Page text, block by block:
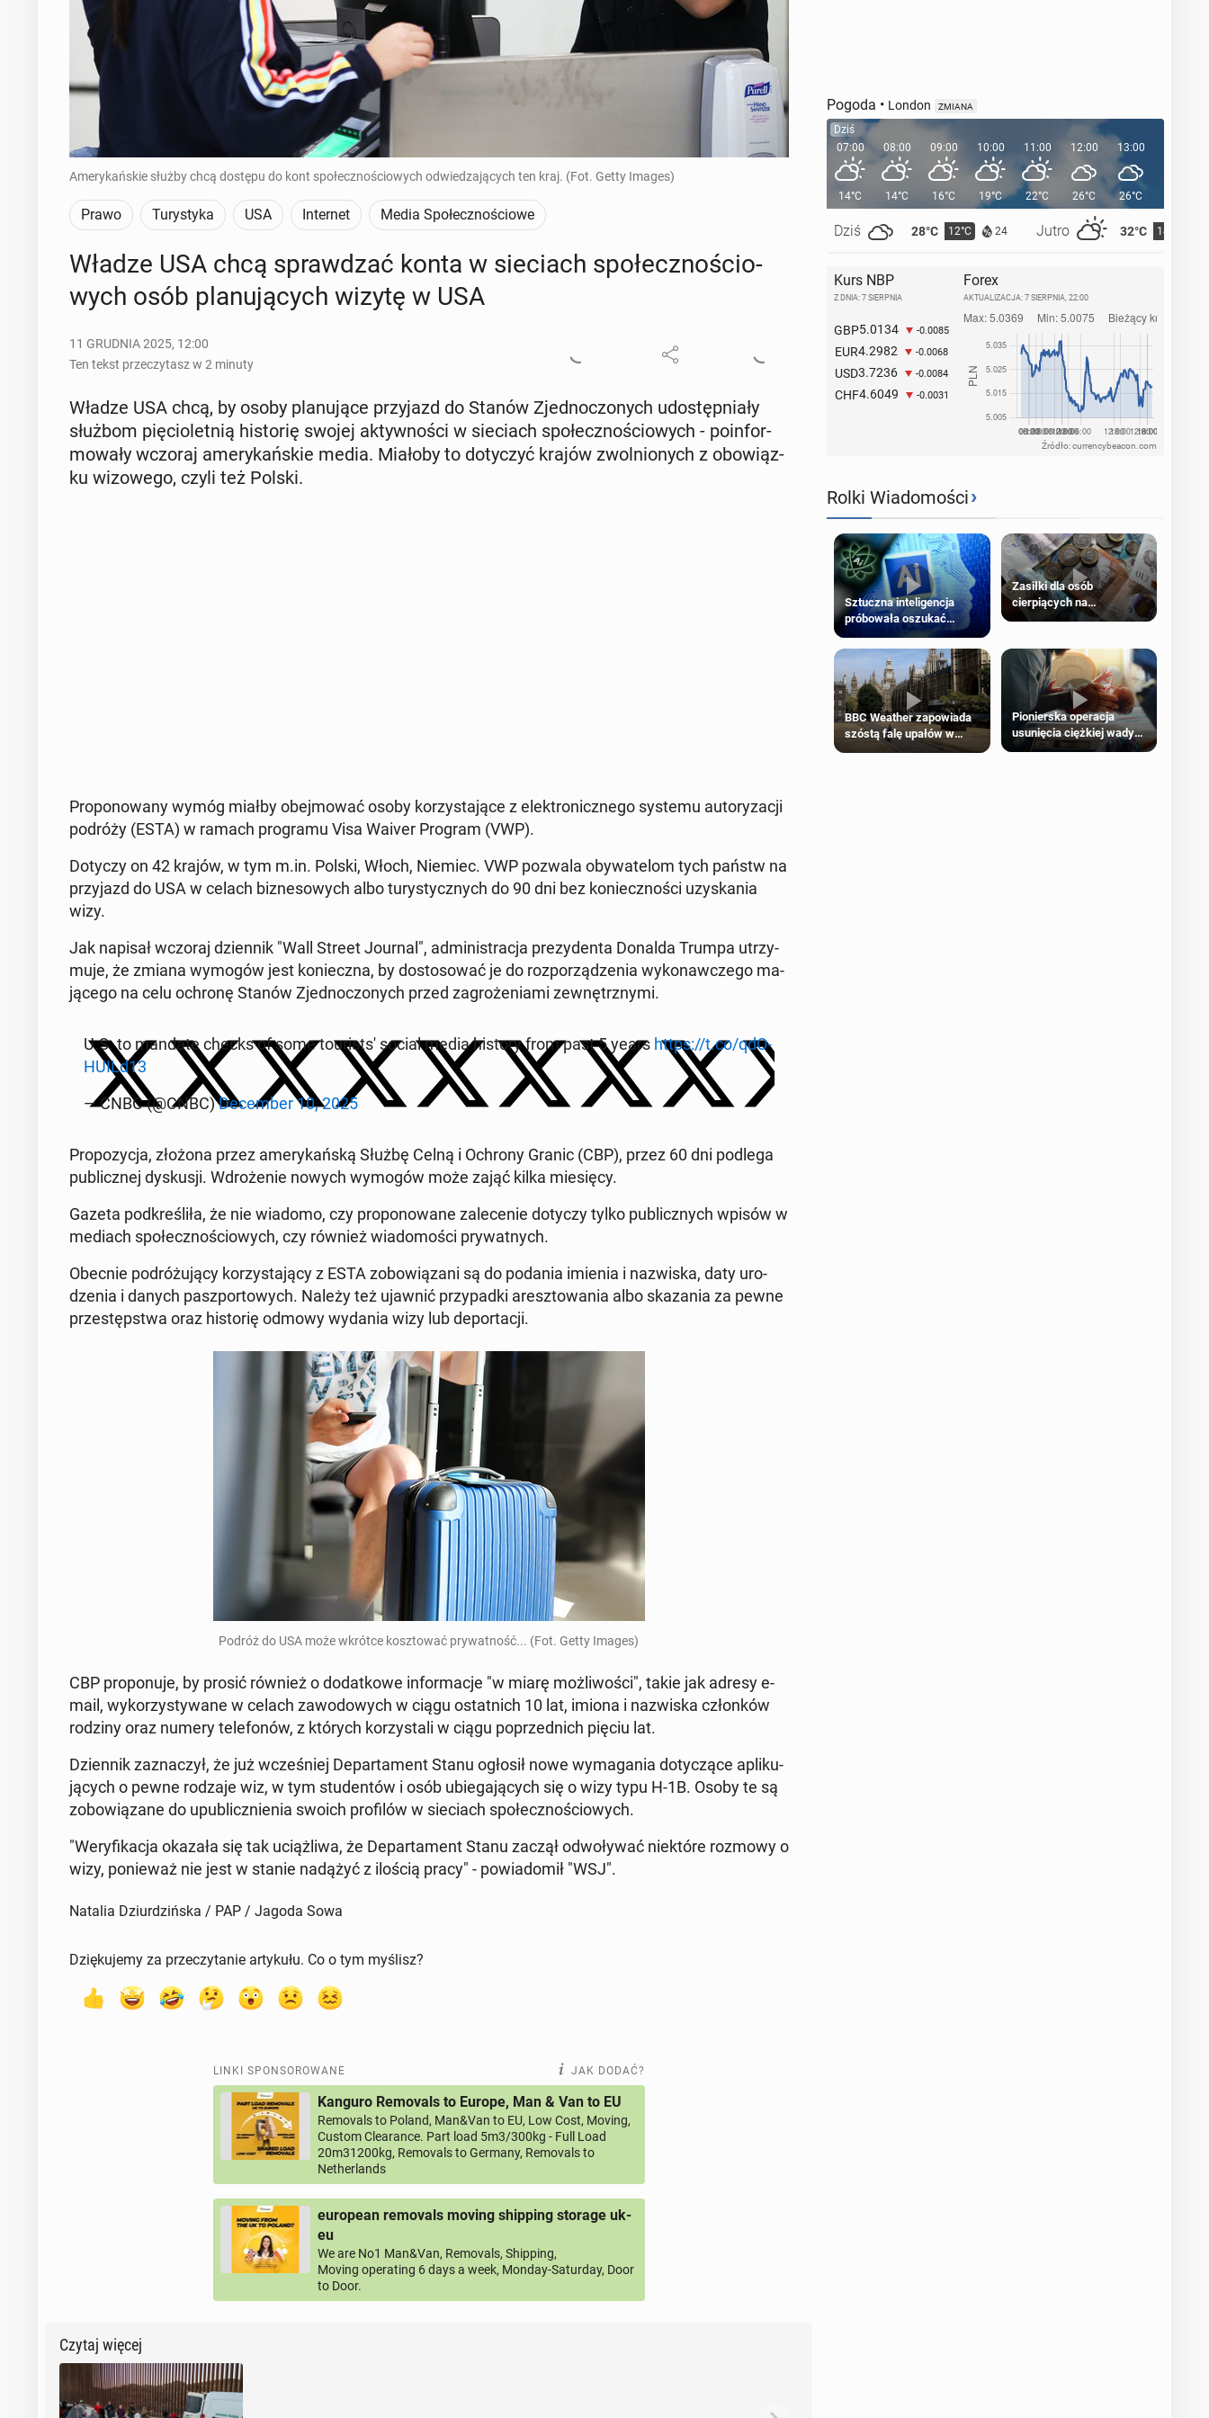
Amerykańskie służby chcą dostępu do kont społecznościowych odwiedzających ten kraj. (Fot. Getty Images)
Prawo Turystyka USA Internet Media Społecznościowe
Władze USA chcą spraw­dzać konta w sie­ciach spo­łecz­no­ścio­
wych osób pla­nu­ją­cych wizytę w USA
11 GRUDNIA 2025, 12:00
Ten tekst przeczytasz w 2 minuty
Władze USA chcą, by osoby pla­nu­ją­ce przy­jazd do Stanów Zjed­no­czo­nych udo­stęp­nia­ły
służbom pię­cio­let­nią hi­sto­rię swojej ak­tyw­no­ści w sie­ciach spo­łecz­no­ścio­wych - po­in­for­
mo­wa­ły wczoraj ame­ry­kań­skie media. Miałoby to do­ty­czyć krajów zwol­nio­nych z obo­wiąz­
ku wi­zo­we­go, czyli też Polski.
Pro­po­no­wa­ny wymóg miałby obej­mo­wać osoby ko­rzy­sta­ją­ce z elek­tro­nicz­ne­go systemu au­to­ry­za­cji
podróży (ESTA) w ramach pro­gra­mu Visa Waiver Program (VWP).
Dotyczy on 42 krajów, w tym m.in. Polski, Włoch, Niemiec. VWP pozwala oby­wa­te­lom tych państw na
przy­jazd do USA w celach biz­ne­so­wych albo tu­ry­stycz­nych do 90 dni bez ko­niecz­no­ści uzy­ska­nia
wizy.
Jak napisał wczoraj dzien­nik "Wall Street Journal", ad­mi­ni­stra­cja pre­zy­den­ta Donalda Trumpa utrzy­
mu­je, że zmiana wymogów jest ko­niecz­na, by do­sto­so­wać je do roz­po­rzą­dze­nia wy­ko­naw­cze­go ma­
ją­ce­go na celu ochronę Stanów Zjed­no­czo­nych przed za­gro­że­nia­mi ze­wnętrz­ny­mi.
U.S. to mandate checks of some to­uri­st­s' social media history from past 5 years https://t.co/qdO­
HU­ILd13
— CNBC (@CNBC)De­cem­ber 10, 2025
Pro­po­zy­cja, złożona przez ame­ry­kań­ską Służbę Celną i Ochrony Granic (CBP), przez 60 dni podlega
pu­blicz­nej dys­ku­sji. Wdro­że­nie nowych wymogów może zająć kilka mie­się­cy.
Gazeta pod­kre­śli­ła, że nie wiadomo, czy pro­po­no­wa­ne za­le­ce­nie dotyczy tylko pu­blicz­nych wpisów w
mediach spo­łecz­no­ścio­wych, czy również wia­do­mo­ści pry­wat­nych.
Obecnie po­dró­żu­ją­cy ko­rzy­sta­ją­cy z ESTA zo­bo­wią­za­ni są do podania imienia i na­zwi­ska, daty uro­
dze­nia i danych pasz­por­to­wych. Należy też ujawnić przy­pad­ki aresz­to­wa­nia albo ska­za­nia za pewne
prze­stęp­stwa oraz hi­sto­rię odmowy wydania wizy lub de­por­ta­cji.
Podróż do USA może wkrótce kosz­to­wać pry­wat­ność... (Fot. Getty Images)
CBP pro­po­nu­je, by prosić również o do­dat­ko­we in­for­ma­cje "w miarę moż­li­wo­ści", takie jak adresy e-
mail, wy­ko­rzy­sty­wa­ne w celach za­wo­do­wych w ciągu ostat­nich 10 lat, imiona i na­zwi­ska człon­ków
rodziny oraz numery te­le­fo­nów, z których ko­rzy­sta­li w ciągu po­przed­nich pięciu lat.
Dzien­nik za­zna­czył, że już wcze­śniej De­par­ta­ment Stanu ogłosił nowe wy­ma­ga­nia do­ty­czą­ce apli­ku­
ją­cych o pewne rodzaje wiz, w tym stu­den­tów i osób ubie­ga­ją­cych się o wizy typu H-1B. Osoby te są
zo­bo­wią­za­ne do upu­blicz­nie­nia swoich pro­fi­lów w sie­ciach spo­łecz­no­ścio­wych.
"We­ry­fi­ka­cja okazała się tak uciąż­li­wa, że De­par­ta­ment Stanu zaczął od­wo­ły­wać nie­któ­re rozmowy o
wizy, po­nie­waż nie jest w stanie nadążyć z ilością pracy" - po­wia­do­mił "WSJ".
Natalia Dziurdzińska / PAP / Jagoda Sowa
Dziękujemy za przeczytanie artykułu. Co o tym myślisz?
LINKI SPONSOROWANE JAK DODAĆ?
Kanguro Removals to Europe, Man & Van to EU
Removals to Poland, Man&Van to EU, Low Cost, Moving,
Custom Clearance. Part load 5m3/300kg - Full Load
20m31200kg, Removals to Germany, Removals to
Netherlands
european removals moving shipping storage uk-
eu
We are No1 Man&Van, Removals, Shipping,
Moving operating 6 days a week, Monday-Saturday, Door
to Door.
Czytaj więcej
Pogoda • London ZMIANA
Dziś
07:00
14°C
Dziś 28°C 12°C 24 Jutro 32°C 14°C
08:00
14°C
09:00
16°C
10:00
19°C
11:00
22°C
12:00
26°C
13:00
26°C
Kurs NBP
Z DNIA: 7 SIERPNIA
GBP5.0134 -0.0085
EUR4.2982 -0.0068
USD3.7236 -0.0084
CHF4.6049 -0.0031
Forex
AKTUALIZACJA: 7 SIERPNIA, 22:00
Źródło: currencybeacon.com
Rolki Wiadomości›
Sztuczna inteligencja
próbowała oszukać
człowieka
Zasiłki dla osób
cierpiących na
schorzenia psychiczne
BBC Weather zapowiada
szóstą falę upałów w
Londynie
Pionierska operacja
usunięcia ciężkiej wady
wrodzonej płodu w łonie